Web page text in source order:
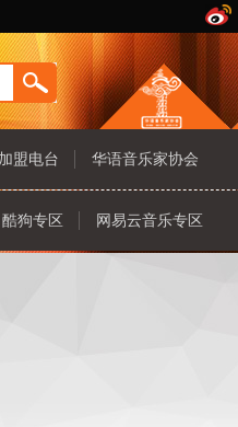
盟电台 华语音乐家协会
酷狗专区 网易云音乐专区